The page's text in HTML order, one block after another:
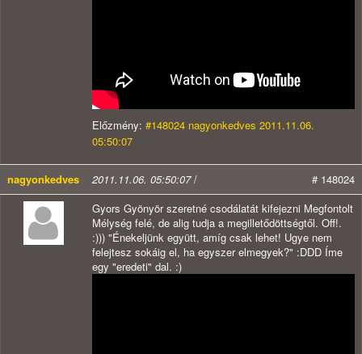
Előzmény: #148024 nagyonkedves 2011.11.06.
05:50:07
nagyonkedves 2011.11.06. 05:50:07/
# 148024
Gyors Gyönyör szeretné csodálatát kifejezni Megfontolt
Mélység felé, de alig tudja a megilletődöttségtől. Off!.
:))) "Énekeljünk együtt, amíg csak lehet! Ugye nem
felejtesz sokáig el, ha egyszer elmegyek?" :DDD Íme
egy "eredeti" dal. :)